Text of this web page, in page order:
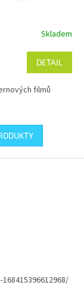
Skladem
DETAIL
filmů